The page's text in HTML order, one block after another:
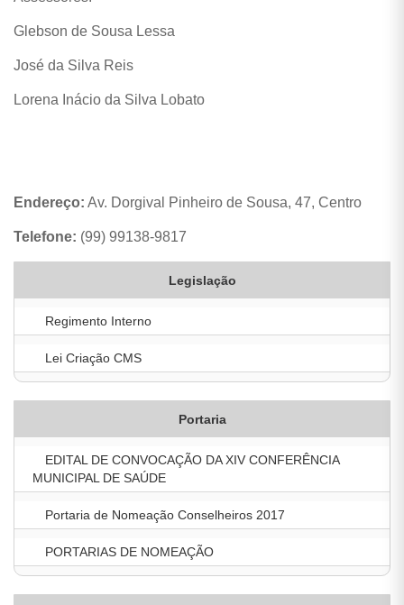
Glebson de Sousa Lessa
José da Silva Reis
Lorena Inácio da Silva Lobato
Endereço: Av. Dorgival Pinheiro de Sousa, 47, Centro
Telefone: (99) 99138-9817
Legislação
Regimento Interno
Lei Criação CMS
Portaria
EDITAL DE CONVOCAÇÃO DA XIV CONFERÊNCIA
MUNICIPAL DE SAÚDE
Portaria de Nomeação Conselheiros 2017
PORTARIAS DE NOMEAÇÃO